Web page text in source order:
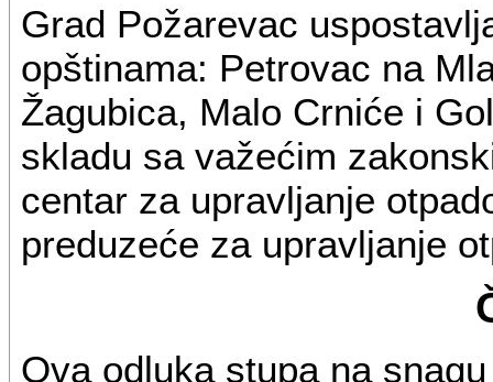
Grad Požarevac
opštinama: Petrovac na
Žagubica, Malo Crniće i
skladu sa važećim
centar za upravljanje
preduzeće za upravljanje
Ova odluka stupa na